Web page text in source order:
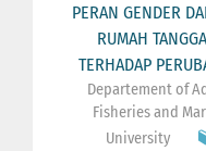
PERAN GENDER
RUMAH
TERHADAP
Departement of
Fisheries and
University